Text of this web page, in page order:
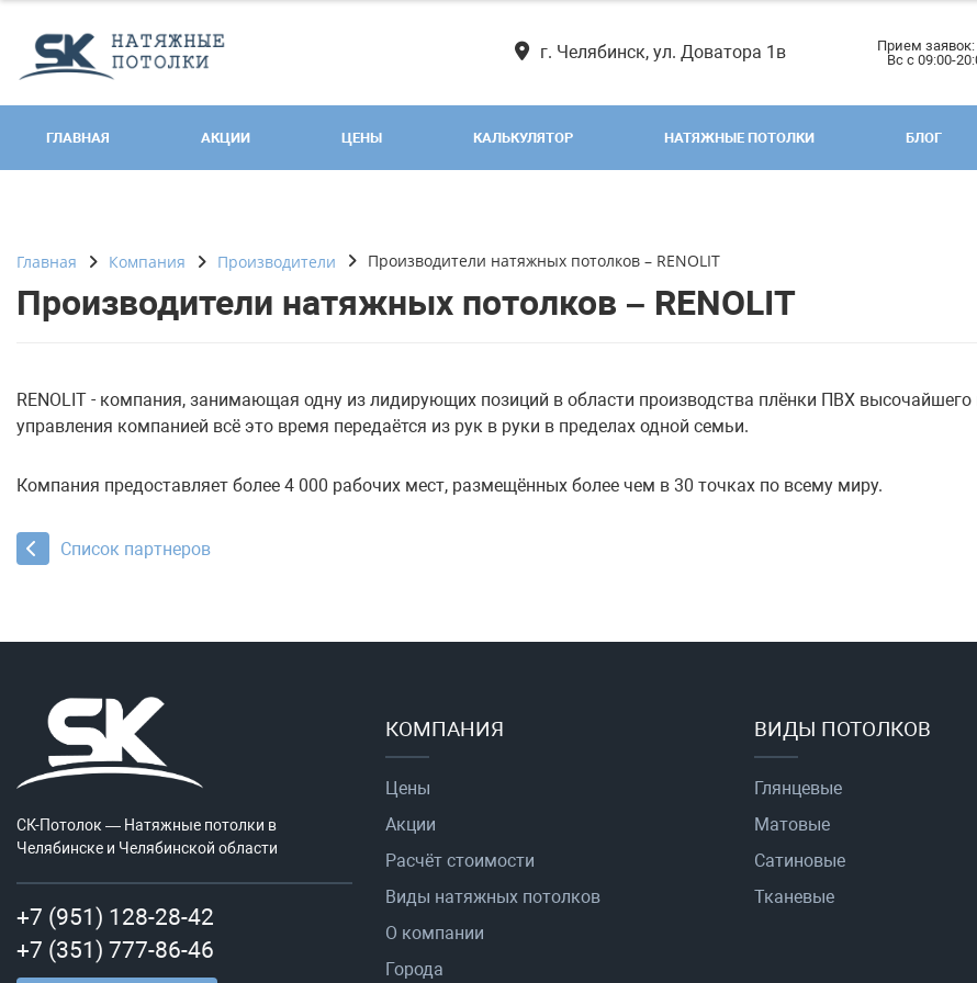
г. Челябинск, ул. Доватора 1в
Прием
Вс с 09:00-
ГЛАВНАЯ АКЦИИ ЦЕНЫ КАЛЬКУЛЯТОР НАТЯЖНЫЕ ПОТОЛКИ БЛОГ
Главная Компания Производители Производители натяжных потолков – RENOLIT
Производители натяжных потолков – RENOLIT
RENOLIT - компания, занимающая одну из лидирующих позиций в области производства плёнки ПВХ высочайшего
управления компанией всё это время передаётся из рук в руки в пределах одной семьи.
Компания предоставляет более 4 000 рабочих мест, размещённых более чем в 30 точках по всему миру.
Список партнеров
СК-Потолок — Натяжные потолки в
Челябинске и Челябинской области
+7 (951) 128-28-42
+7 (351) 777-86-46
КОМПАНИЯ
Цены
Акции
Расчёт стоимости
Виды натяжных потолков
О компании
Города
ВИДЫ ПОТОЛКОВ
Глянцевые
Матовые
Сатиновые
Тканевые